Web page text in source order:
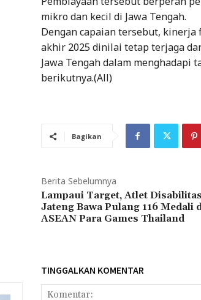
mikro dan kecil di Jawa Tengah.
Dengan capaian tersebut, kinerja
akhir 2025 dinilai tetap terjaga
Jawa Tengah dalam menghadapi
berikutnya.(All)
Bagikan
Berita Sebelumnya
Lampaui Target, Atlet Disabilitas
Jateng Bawa Pulang 116 Medali
ASEAN Para Games Thailand
TINGGALKAN KOMENTAR